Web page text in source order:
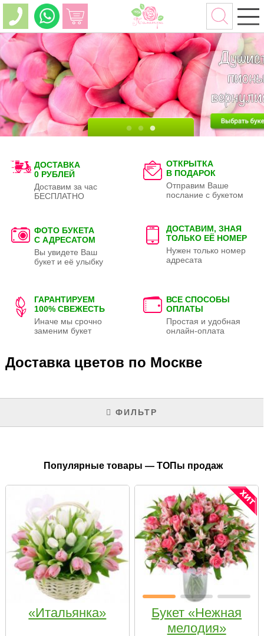
ДОСТАВКА
0 РУБЛЕЙ
Доставим за час
БЕСПЛАТНО
ОТКРЫТКА
В ПОДАРОК
Отправим Ваше
послание с букетом
ФОТО БУКЕТА
С АДРЕСАТОМ
Вы увидете Ваш
букет и её улыбку
ДОСТАВИМ, ЗНАЯ
ТОЛЬКО ЕЁ НОМЕР
Нужен только номер
адресата
ГАРАНТИРУЕМ
100% СВЕЖЕСТЬ
Иначе мы срочно
заменим букет
ВСЕ СПОСОБЫ
ОПЛАТЫ
Простая и удобная
онлайн-оплата
Доставка цветов по Москве
ФИЛЬТР
Популярные товары — ТОПы продаж
«Итальянка»
Букет «Нежная
мелодия»